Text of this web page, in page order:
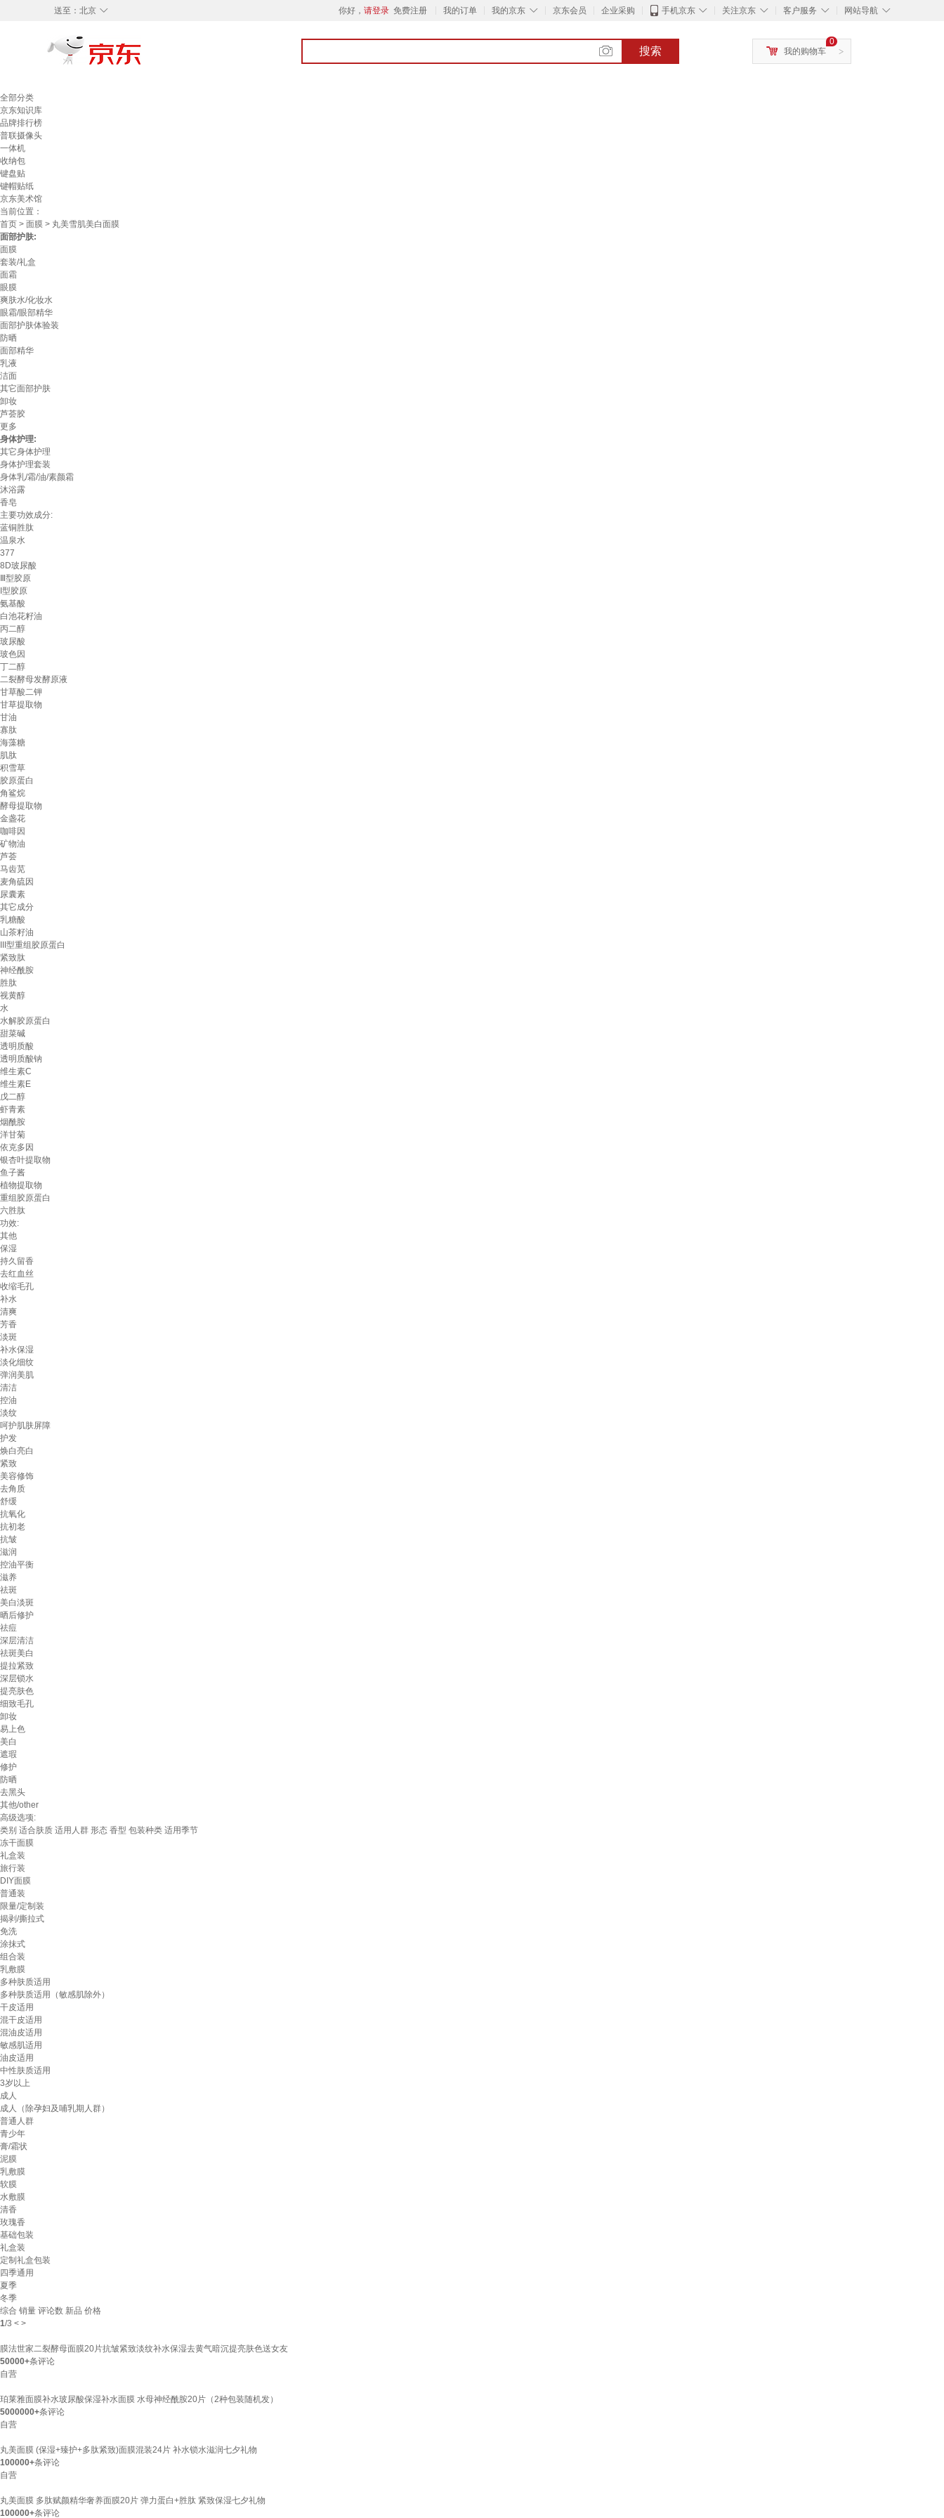
◇
送至： 北京 你好， 请登录 免费注册 我的订单 ◇
我的京东 京东会员 企业采购 ◇
手机京东 ◇
关注京东 ◇
客户服务 ◇
网站导航
搜索 >
0
我的购物车
全部分类
京东知识库
品牌排行榜
普联摄像头
一体机
收纳包
键盘贴
键帽贴纸
京东美术馆
当前位置：
首页 > 面膜 > 丸美雪肌美白面膜
面部护肤:
面膜
套装/礼盒
面霜
眼膜
爽肤水/化妆水
眼霜/眼部精华
面部护肤体验装
防晒
面部精华
乳液
洁面
其它面部护肤
卸妆
芦荟胶
更多
身体护理:
其它身体护理
身体护理套装
身体乳/霜/油/素颜霜
沐浴露
香皂
主要功效成分:
蓝铜胜肽
温泉水
377
8D玻尿酸
Ⅲ型胶原
Ι型胶原
氨基酸
白池花籽油
丙二醇
玻尿酸
玻色因
丁二醇
二裂酵母发酵原液
甘草酸二钾
甘草提取物
甘油
寡肽
海藻糖
肌肽
积雪草
胶原蛋白
角鲨烷
酵母提取物
金盏花
咖啡因
矿物油
芦荟
马齿苋
麦角硫因
尿囊素
其它成分
乳糖酸
山茶籽油
III型重组胶原蛋白
紧致肽
神经酰胺
胜肽
视黄醇
水
水解胶原蛋白
甜菜碱
透明质酸
透明质酸钠
维生素C
维生素E
戊二醇
虾青素
烟酰胺
洋甘菊
依克多因
银杏叶提取物
鱼子酱
植物提取物
重组胶原蛋白
六胜肽
功效:
其他
保湿
持久留香
去红血丝
收缩毛孔
补水
清爽
芳香
淡斑
补水保湿
淡化细纹
弹润美肌
清洁
控油
淡纹
呵护肌肤屏障
护发
焕白亮白
紧致
美容修饰
去角质
舒缓
抗氧化
抗初老
抗皱
滋润
控油平衡
滋养
祛斑
美白淡斑
晒后修护
祛痘
深层清洁
祛斑美白
提拉紧致
深层锁水
提亮肤色
细致毛孔
卸妆
易上色
美白
遮瑕
修护
防晒
去黑头
其他/other
高级选项:
类别 适合肤质 适用人群 形态 香型 包装种类 适用季节
冻干面膜
礼盒装
旅行装
DIY面膜
普通装
限量/定制装
揭剥/撕拉式
免洗
涂抹式
组合装
乳敷膜
多种肤质适用
多种肤质适用（敏感肌除外）
干皮适用
混干皮适用
混油皮适用
敏感肌适用
油皮适用
中性肤质适用
3岁以上
成人
成人（除孕妇及哺乳期人群）
普通人群
青少年
膏/霜状
泥膜
乳敷膜
软膜
水敷膜
清香
玫瑰香
基础包装
礼盒装
定制礼盒包装
四季通用
夏季
冬季
综合 销量 评论数 新品 价格
1/3 < >
膜法世家二裂酵母面膜20片抗皱紧致淡纹补水保湿去黄气暗沉提亮肤色送女友
50000+条评论
自营
珀莱雅面膜补水玻尿酸保湿补水面膜 水母神经酰胺20片（2种包装随机发）
5000000+条评论
自营
丸美面膜 (保湿+臻护+多肽紧致)面膜混装24片 补水锁水滋润七夕礼物
100000+条评论
自营
丸美面膜 多肽赋颜精华奢养面膜20片 弹力蛋白+胜肽 紧致保湿七夕礼物
100000+条评论